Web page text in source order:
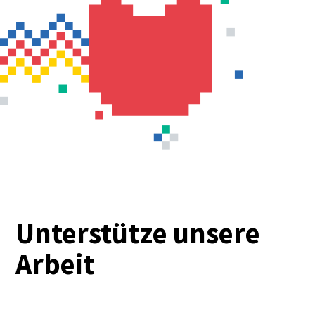
Unterstütze unsere
Arbeit